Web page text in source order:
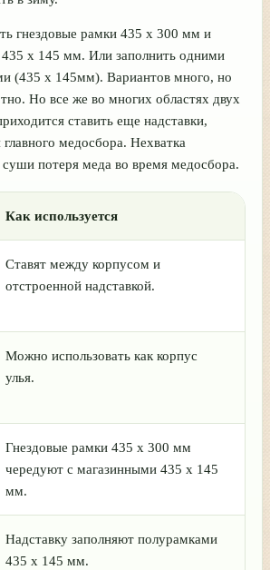
гнездовые рамки 435 х 300 мм и
х 145 мм. Или заполнить одними
(435 х 145мм). Вариантов много, но
Но все же во многих областях двух
ставить еще надставки,
медосбора. Нехватка
суши потеря меда во время медосбора.
Как используется
Ставят между корпусом и
отстроенной надставкой.
Можно использовать как корпус
улья.
Гнездовые рамки 435 х 300 мм
чередуют с магазинными 435 х 145
мм.
Надставку заполняют полурамками
435 х 145 мм.